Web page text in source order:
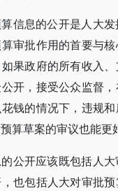
算信息的公开是人大
审批作用的首要与
果政府的所有收入
开，接受公众监督
钱的情况下，违规
算草案的审议也能更
公开应该既包括人
也包括人大对审批